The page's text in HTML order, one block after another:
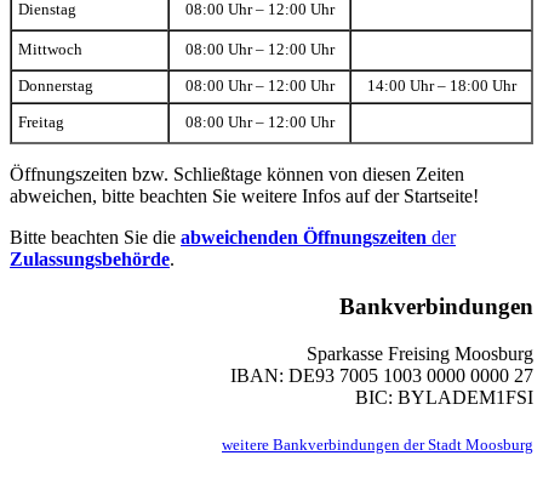
Dienstag 08:00 Uhr – 12:00 Uhr
Mittwoch 08:00 Uhr – 12:00 Uhr
Donnerstag 08:00 Uhr – 12:00 Uhr 14:00 Uhr – 18:00 Uhr
Freitag 08:00 Uhr – 12:00 Uhr
Öffnungszeiten bzw. Schließtage können von diesen Zeiten
abweichen, bitte beachten Sie weitere Infos auf der Startseite!
Bitte beachten Sie die abweichenden Öffnungszeiten der
Zulassungsbehörde.
Bankverbindungen
Sparkasse Freising Moosburg
IBAN: DE93 7005 1003 0000 0000 27
BIC: BYLADEM1FSI
weitere Bankverbindungen der Stadt Moosburg